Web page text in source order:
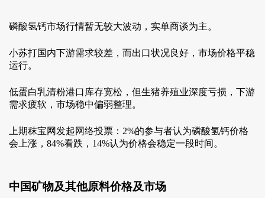
磷酸氢钙市场行情暂无较大波动，实单商谈为主。
小苏打国内下游需求较差，而出口状况良好，市场价格平稳
运行。
低蛋白乳清粉港口库存宽松，但生猪养殖业深度亏损，下游
需求疲软，市场稳中偏弱整理。
上期秣宝网发起网络投票：2%的参与者认为磷酸氢钙价格
会上涨，84%看跌，14%认为价格会稳定一段时间。
中国矿物及其他原料价格及市场